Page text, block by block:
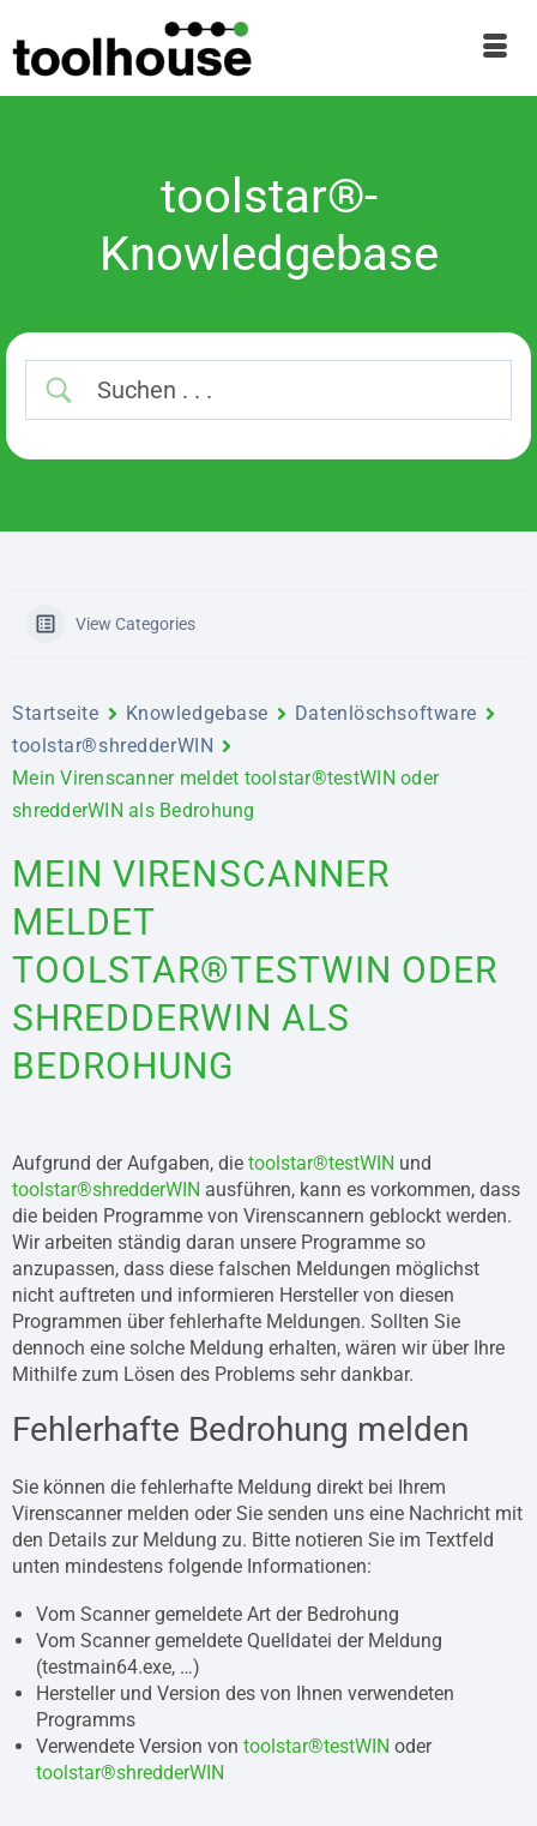
toolstar®-
Knowledgebase
View Categories
Startseite Knowledgebase
Datenlöschsoftware
toolstar®shredderWIN
Mein Virenscanner meldet toolstar®testWIN oder
shredderWIN als Bedrohung
MEIN VIRENSCANNER
MELDET
TOOLSTAR®TESTWIN ODER
SHREDDERWIN ALS
BEDROHUNG
Aufgrund der Aufgaben, die toolstar®testWIN und
toolstar®shredderWIN ausführen, kann es vorkommen, dass
die beiden Programme von Virenscannern geblockt werden.
Wir arbeiten ständig daran unsere Programme so
anzupassen, dass diese falschen Meldungen möglichst
nicht auftreten und informieren Hersteller von diesen
Programmen über fehlerhafte Meldungen. Sollten Sie
dennoch eine solche Meldung erhalten, wären wir über Ihre
Mithilfe zum Lösen des Problems sehr dankbar.
Fehlerhafte Bedrohung melden
Sie können die fehlerhafte Meldung direkt bei Ihrem
Virenscanner melden oder Sie senden uns eine Nachricht mit
den Details zur Meldung zu. Bitte notieren Sie im Textfeld
unten mindestens folgende Informationen:
Vom Scanner gemeldete Art der Bedrohung
Vom Scanner gemeldete Quelldatei der Meldung
(testmain64.exe, …)
Hersteller und Version des von Ihnen verwendeten
Programms
Verwendete Version von toolstar®testWIN oder
toolstar®shredderWIN